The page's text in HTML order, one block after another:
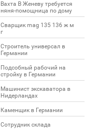
Вахта В Женеву требуется
няня-помощница по дому
Сварщик mag 135 136 ж м
г
Строитель универсал в
Германии
Подсобный рабочий на
стройку в Германии
Машинист экскаватора в
Нидерландах
Каменщик в Германии
Сотрудник склада